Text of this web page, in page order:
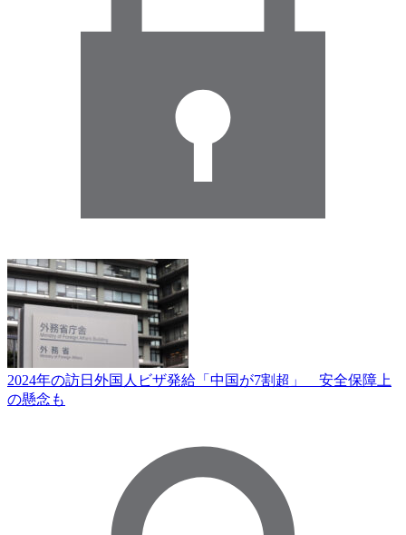
2024年の訪日外国人ビザ発給「中国が7割超」 安全保障上
の懸念も